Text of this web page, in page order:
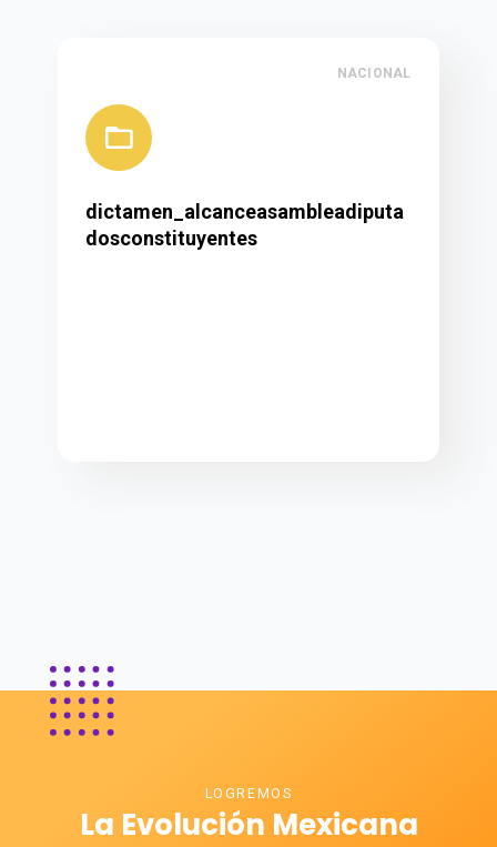
NACIONAL
dictamen_alcanceasambleadiputa
dosconstituyentes
LOGREMOS
La Evolución Mexicana